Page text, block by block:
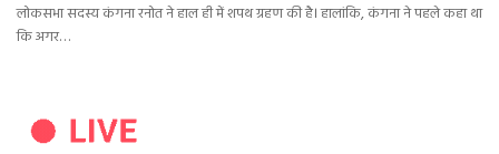
लोकसभा सदस्य कंगना रनोत ने हाल ही में शपथ ग्रहण की है। हालांकि, कंगना ने पहले कहा था
कि अगर…